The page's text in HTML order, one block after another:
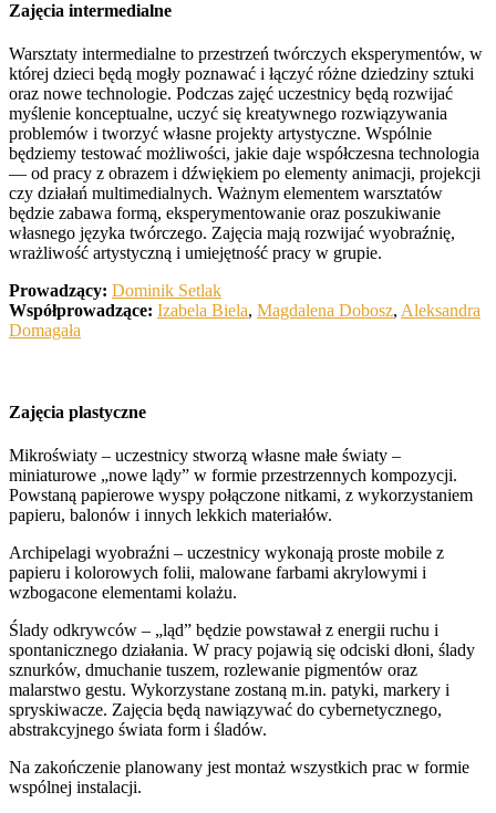
Zajęcia intermedialne
Warsztaty intermedialne to przestrzeń twórczych eksperymentów, w
której dzieci będą mogły poznawać i łączyć różne dziedziny sztuki
oraz nowe technologie. Podczas zajęć uczestnicy będą rozwijać
myślenie konceptualne, uczyć się kreatywnego rozwiązywania
problemów i tworzyć własne projekty artystyczne. Wspólnie
będziemy testować możliwości, jakie daje współczesna technologia
— od pracy z obrazem i dźwiękiem po elementy animacji, projekcji
czy działań multimedialnych. Ważnym elementem warsztatów
będzie zabawa formą, eksperymentowanie oraz poszukiwanie
własnego języka twórczego. Zajęcia mają rozwijać wyobraźnię,
wrażliwość artystyczną i umiejętność pracy w grupie.
Prowadzący: Dominik Setlak
Współprowadzące: Izabela Biela, Magdalena Dobosz, Aleksandra
Domagała
Zajęcia plastyczne
Mikroświaty – uczestnicy stworzą własne małe światy –
miniaturowe „nowe lądy” w formie przestrzennych kompozycji.
Powstaną papierowe wyspy połączone nitkami, z wykorzystaniem
papieru, balonów i innych lekkich materiałów.
Archipelagi wyobraźni – uczestnicy wykonają proste mobile z
papieru i kolorowych folii, malowane farbami akrylowymi i
wzbogacone elementami kolażu.
Ślady odkrywców – „ląd” będzie powstawał z energii ruchu i
spontanicznego działania. W pracy pojawią się odciski dłoni, ślady
sznurków, dmuchanie tuszem, rozlewanie pigmentów oraz
malarstwo gestu. Wykorzystane zostaną m.in. patyki, markery i
spryskiwacze. Zajęcia będą nawiązywać do cybernetycznego,
abstrakcyjnego świata form i śladów.
Na zakończenie planowany jest montaż wszystkich prac w formie
wspólnej instalacji.